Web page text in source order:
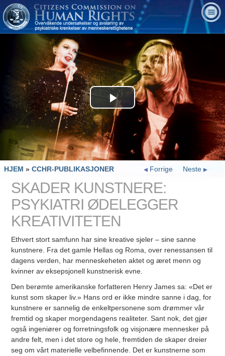
Play
Video
HJEM » CCHR-PUBLIKASJONER Neste
Forrige
SKADER KUNSTNERE:
PSYKIATRI ØDELEGGER
KREATIVITETEN
Ethvert stort samfunn har sine kreative sjeler – sine sanne
kunstnere. Fra det gamle Hellas og Roma, over renessansen til
dagens verden, har menneskeheten aktet og æret menn og
kvinner av eksepsjonell kunstnerisk evne.
Den berømte amerikanske forfatteren Henry James sa: «Det er
kunst som skaper liv.» Hans ord er ikke mindre sanne i dag, for
kunstnere er sannelig de enkeltpersonene som drømmer vår
fremtid og skaper morgendagens realiteter. Sant nok, det gjør
også ingeniører og forretningsfolk og visjonære mennesker på
andre felt, men i det store og hele, fremtiden de skaper dreier
seg om vårt materielle velbefinnende. Det er kunstnerne som